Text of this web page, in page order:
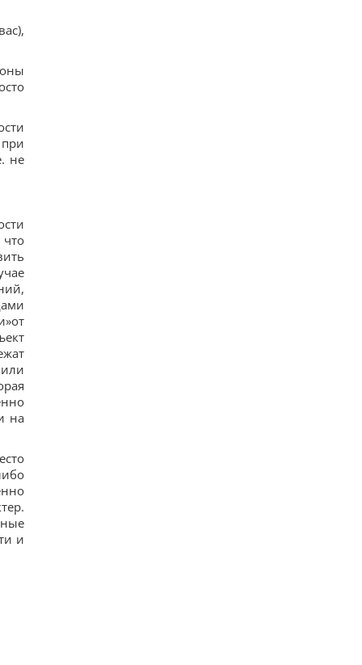
не
что
на
и